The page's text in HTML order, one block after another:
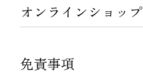
オンラインショップ
免責事項